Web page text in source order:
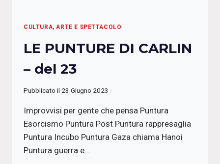
CULTURA, ARTE E SPETTACOLO
LE PUNTURE DI CARLIN
– del 23
Pubblicato il 23 Giugno 2023
Improvvisi per gente che pensa Puntura
Esorcismo Puntura Post Puntura rappresaglia
Puntura Incubo Puntura Gaza chiama Hanoi
Puntura guerra e…